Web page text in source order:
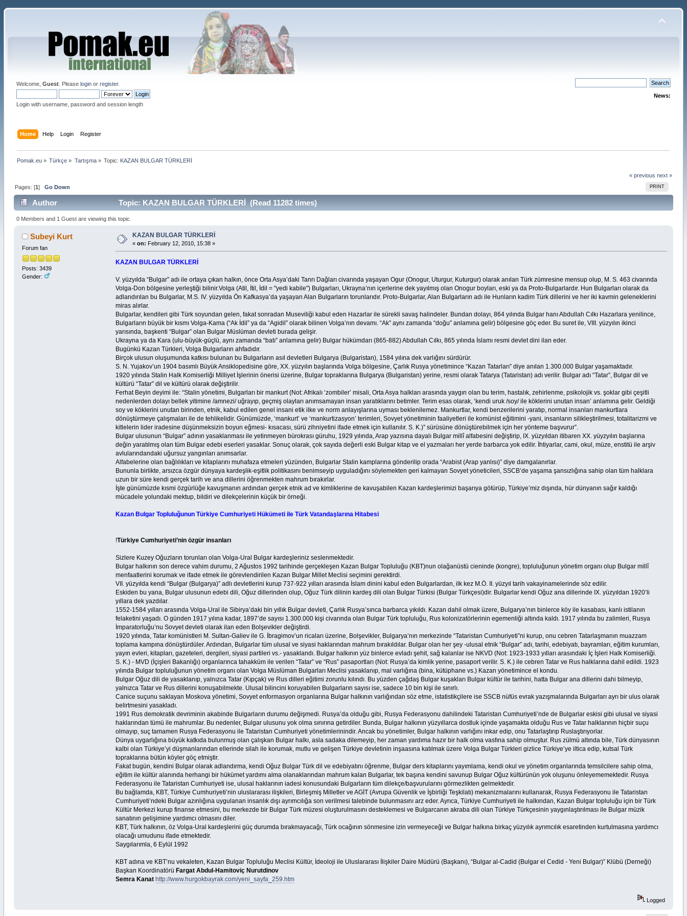
Welcome, Guest. Please loginor register.
Login with username, password and session length
News:
Home Help Login Register
Pomak.eu» Türkçe » Tartışma» Topic: KAZAN BULGAR TÜRKLERİ
« previous next »
PRINT
Pages: [1] Go Down
Author Topic: KAZAN BULGAR TÜRKLERİ (Read 11282 times)
0 Members and 1 Guest are viewing this topic.
Subeyi Kurt
Forum fan
Posts: 3439
Gender:
KAZAN BULGAR TÜRKLERİ
« on: February 12, 2010, 15:38 »
KAZAN BULGAR TÜRKLERİ
V. yüzyılda “Bulgar” adı ile ortaya çıkan halkın, önce Orta Asya’daki Tanrı Dağları civarında yaşayan Ogur (Onogur, Uturgur, Kuturgur) olarak anılan Türk zümresine mensup olup, M. S. 463 civarında
Volga-Don bölgesine yerleştiği bilinir.Volga (Atil, İtil, İdil = "yedi kabile") Bulgarları, Ukrayna’nın içerlerine dek yayılmış olan Onogur boyları, eski ya da Proto-Bulgarlardır. Hun Bulgarları olarak da
adlandırılan bu Bulgarlar, M.S. IV. yüzyılda Ön Kafkasya’da yaşayan Alan Bulgarların torunlarıdır. Proto-Bulgarlar, Alan Bulgarların adı ile Hunların kadim Türk dillerini ve her iki kavmin geleneklerini
miras alırlar.
Bulgarlar, kendileri gibi Türk soyundan gelen, fakat sonradan Museviliği kabul eden Hazarlar ile sürekli savaş halindeler. Bundan dolayı, 864 yılında Bulgar hanı Abdullah Cılkı Hazarlara yenilince,
Bulgarların büyük bir kısmı Volga-Kama (“Ak İdil” ya da “Agidil” olarak bilinen Volga’nın devamı. “Ak” aynı zamanda “doğu” anlamına gelir) bölgesine göç eder. Bu suret ile, VIII. yüzyılın ikinci
yarısında, başkenti “Bulgar” olan Bulgar Müslüman devleti burada gelişir.
Ukrayna ya da Kara (ulu-büyük-güçlü, aynı zamanda “batı” anlamına gelir) Bulgar hükümdarı (865-882) Abdullah Cılkı, 865 yılında İslamı resmi devlet dini ilan eder.
Bugünkü Kazan Türkleri, Volga Bulgarların ahfadıdır.
Birçok ulusun oluşumunda katkısı bulunan bu Bulgarların asıl devletleri Bulgarya (Bulgaristan), 1584 yılına dek varlığını sürdürür.
S. N. Yujakov’un 1904 basımlı Büyük Ansiklopedisine göre, XX. yüzyılın başlarında Volga bölgesine, Çarlık Rusya yönetimince “Kazan Tatarları” diye anılan 1.300.000 Bulgar yaşamaktadır.
1920 yılında Stalin Halk Komiserliği Milliyet İşlerinin önerisi üzerine, Bulgar topraklarına Bulgarya (Bulgaristan) yerine, resmi olarak Tatarya (Tataristan) adı verilir. Bulgar adı “Tatar”, Bulgar dil ve
kültürü “Tatar” dil ve kültürü olarak değiştirilir.
Ferhat Beyin deyimi ile: “Stalin yönetimi, Bulgarları bir mankurt (Not: Afrikalı ‘zombiler’ misali, Orta Asya halkları arasında yaygın olan bu terim, hastalık, zehirlenme, psikolojik vs. şoklar gibi çeşitli
nedenlerden dolayı bellek yitimine /amnezi/ uğrayıp, geçmiş olayları anımsamayan insan yaratıklarını betimler. Terim esas olarak, ‘kendi uruk /soy/ ile köklerini unutan insan’ anlamına gelir. Geldiği
soy ve köklerini unutan birinden, etnik, kabul edilen genel insani etik ilke ve norm anlayışlarına uyması beklenilemez. Mankurtlar, kendi benzerilerini yaratıp, normal insanları mankurtlara
dönüştürmeye çalışmaları ile de tehlikelidir. Günümüzde, ‘mankurt’ ve ‘mankurtizasyon’ terimleri, Sovyet yönetiminin faaliyetleri ile komünist eğitimini -yani, insanların silikleştirilmesi, totalitarizmi ve
kitlelerin lider iradesine düşünmeksizin boyun eğmesi- kısacası, sürü zihniyetini ifade etmek için kullanılır. S. K.)” sürüsüne dönüştürebilmek için her yönteme başvurur”.
Bulgar ulusunun “Bulgar” adının yasaklanması ile yetinmeyen bürokrası güruhu, 1929 yılında, Arap yazısına dayalı Bulgar millî alfabesini değiştirip, IX. yüzyıldan itibaren XX. yüyzyılın başlarına
değin yaratılmış olan tüm Bulgar edebi eserleri yasaklar. Sonuç olarak, çok sayıda değerli eski Bulgar kitap ve el yazmaları her yerde barbarca yok edilir. İhtiyarlar, cami, okul, müze, enstitü ile arşiv
avlularındandaki uğursuz yangınları anımsarlar.
Alfabelerine olan bağlılıkları ve kitaplarını muhafaza etmeleri yüzünden, Bulgarlar Stalin kamplarına gönderilip orada “Arabist (Arap yanlısı)” diye damgalanırlar.
Bununla birlikte, arsızca özgür dünyaya kardeşlik-eşitlik politikasını benimseyip uyguladığını söylemekten geri kalmayan Sovyet yöneticileri, SSCB’de yaşama şansızlığına sahip olan tüm halklara
uzun bir süre kendi gerçek tarih ve ana dillerini öğrenmekten mahrum bırakırlar.
İşte günümüzde kısmi özgürlüğe kavuşmanın ardından gerçek etnik ad ve kimliklerine de kavuşabilen Kazan kardeşlerimizi başarıya götürüp, Türkiye’miz dışında, hür dünyanın sağır kaldığı
mücadele yolundaki mektup, bildiri ve dilekçelerinin küçük bir örneği.
Kazan Bulgar Topluluğunun Türkiye Cumhuriyeti Hükümeti ile Türk Vatandaşlarına Hitabesi
!Türkiye Cumhuriyeti’nin özgür insanları
Sizlere Kuzey Oğuzların torunları olan Volga-Ural Bulgar kardeşleriniz seslenmektedir.
Bulgar halkının son derece vahim durumu, 2 Ağustos 1992 tarihinde gerçekleşen Kazan Bulgar Topluluğu (KBT)nun olağanüstü cieninde (kongre), topluluğunun yönetim organı olup Bulgar millî
menfaatlerini korumak ve ifade etmek ile görevlendirilen Kazan Bulgar Millet Meclisi seçimini gerektirdi.
VII. yüzyılda kendi “Bulgar (Bulgarya)” adlı devletlerini kurup 737-922 yılları arasında İslam dinini kabul eden Bulgarlardan, ilk kez M.Ö. II. yüzyıl tarih vakayinamelerinde söz edilir.
Eskiden bu yana, Bulgar ulusunun edebi dili, Oğuz dillerinden olup, Oğuz Türk dilinin kardeş dili olan Bulgar Türkisi (Bulgar Türkçesi)dir. Bulgarlar kendi Oğuz ana dillerinde IX. yüzyıldan 1920’li
yıllara dek yazdılar.
1552-1584 yılları arasında Volga-Ural ile Sibirya’daki bin yıllık Bulgar devleti, Çarlık Rusya’sınca barbarca yıkıldı. Kazan dahil olmak üzere, Bulgarya’nın binlerce köy ile kasabası, kanlı istilanın
felaketini yaşadı. O günden 1917 yılına kadar, 1897’de sayısı 1.300.000 kişi civarında olan Bulgar Türk topluluğu, Rus kolonizatörlerinin egemenliği altında kaldı. 1917 yılında bu zalimleri, Rusya
İmparatorluğu’nu Sovyet devleti olarak ilan eden Bolşevikler değiştirdi.
1920 yılında, Tatar komünistleri M. Sultan-Galiev ile G. İbragimov’un ricaları üzerine, Bolşevikler, Bulgarya’nın merkezinde “Tataristan Cumhuriyeti”ni kurup, onu cebren Tatarlaşmanın muazzam
toplama kampına dönüştürdüler. Ardından, Bulgarlar tüm ulusal ve siyasi haklarından mahrum bırakıldılar. Bulgar olan her şey -ulusal etnik “Bulgar” adı, tarihi, edebiyatı, bayramları, eğitim kurumları,
yayın evleri, kitapları, gazeteleri, dergileri, siyasi partileri vs.- yasaklandı. Bulgar halkının yüz binlerce evladı şehit, sağ kalanlar ise NKVD (Not: 1923-1933 yılları arasındaki İç İşleri Halk Komiserliği.
S. K.) - MVD (İçişleri Bakanlığı) organlarınca tahakküm ile verilen “Tatar” ve “Rus” pasaportları (Not: Rusya’da kimlik yerine, pasaport verilir. S. K.) ile cebren Tatar ve Rus halklarına dahil edildi. 1923
yılında Bulgar topluluğunun yönetim organı olan Volga Müslüman Bulgarları Meclisi yasaklanıp, mal varlığına (bina, kütüphane vs.) Kazan yönetimince el kondu.
Bulgar Oğuz dili de yasaklanıp, yalnızca Tatar (Kıpçak) ve Rus dilleri eğitimi zorunlu kılındı. Bu yüzden çağdaş Bulgar kuşakları Bulgar kültür ile tarihini, hatta Bulgar ana dillerini dahi bilmeyip,
yalnızca Tatar ve Rus dillerini konuşabilmekte. Ulusal bilincini koruyabilen Bulgarların sayısı ise, sadece 10 bin kişi ile sınırlı.
Canice suçunu saklayan Moskova yönetimi, Sovyet enformasyon organlarına Bulgar halkının varlığından söz etme, istatistikçilere ise SSCB nüfüs evrak yazışmalarında Bulgarları ayrı bir ulus olarak
belirtmesini yasakladı.
1991 Rus demokratik devriminin akabinde Bulgarların durumu değişmedi. Rusya’da olduğu gibi, Rusya Federasyonu dahilindeki Tataristan Cumhuriyeti’nde de Bulgarlar eskisi gibi ulusal ve siyasi
haklarından tümü ile mahrumlar. Bu nedenler, Bulgar ulusunu yok olma sınırına getirdiler. Bunda, Bulgar halkının yüzyıllarca dostluk içinde yaşamakta olduğu Rus ve Tatar halklarının hiçbir suçu
olmayıp, suç tamamen Rusya Federasyonu ile Tataristan Cumhuriyeti yönetimlerinindir. Ancak bu yönetimler, Bulgar halkının varlığını inkar edip, onu Tatarlaştırıp Ruslaştırıyorlar.
Dünya uygarlığına büyük katkıda bulunmuş olan çalışkan Bulgar halkı, asla sadaka dilemeyip, her zaman yardıma hazır bir halk olma vasfına sahip olmuştur. Rus zülmü altında bile, Türk dünyasının
kalbi olan Türkiye’yi düşmanlarından ellerinde silah ile korumak, mutlu ve gelişen Türkiye devletinin inşaasına katılmak üzere Volga Bulgar Türkleri gizlice Türkiye’ye iltica edip, kutsal Türk
topraklarına bütün köyler göç etmiştir.
Fakat bugün, kendini Bulgar olarak adlandırma, kendi Oğuz Bulgar Türk dil ve edebiyatını öğrenme, Bulgar ders kitaplarını yayımlama, kendi okul ve yönetim organlarında temsilcilere sahip olma,
eğitim ile kültür alanında herhangi bir hükümet yardımı alma olanaklarından mahrum kalan Bulgarlar, tek başına kendini savunup Bulgar Oğuz kültürünün yok oluşunu önleyememektedir. Rusya
Federasyonu ile Tataristan Cumhuriyeti ise, ulusal haklarının iadesi konusundaki Bulgarların tüm dilekçe/başvurularını görmezlikten gelmektedir.
Bu bağlamda, KBT, Türkiye Cumhuriyeti’nin uluslararası ilişkileri, Birleşmiş Milletler ve AGİT (Avrupa Güvenlik ve İşbirliği Teşkilatı) mekanizmalarını kullanarak, Rusya Federasyonu ile Tataristan
Cumhuriyeti’ndeki Bulgar azınlığına uygulanan insanlık dışı ayrımcılığa son verilmesi talebinde bulunmasını arz eder. Ayrıca, Türkiye Cumhuriyeti ile halkından, Kazan Bulgar topluluğu için bir Türk
Kültür Merkezi kurup finanse etmesini, bu merkezde bir Bulgar Türk müzesi oluşturulmasını desteklemesi ve Bulgarcanın akraba dili olan Türkiye Türkçesinin yaygınlaştırılması ile Bulgar müzik
sanatının gelişimine yardımcı olmasını diler.
KBT, Türk halkının, öz Volga-Ural kardeşlerini güç durumda bırakmayacağı, Türk ocağının sönmesine izin vermeyeceği ve Bulgar halkına birkaç yüzyılık ayrımcılık esaretinden kurtulmasına yardımcı
olacağı umudunu ifade etmektedir.
Saygılarımla, 6 Eylül 1992
KBT adına ve KBT’nu vekaleten, Kazan Bulgar Topluluğu Meclisi Kültür, İdeoloji ile Uluslararası İlişkiler Daire Müdürü (Başkanı), “Bulgar al-Cadid (Bulgar el Cedid - Yeni Bulgar)” Klübü (Derneği)
Başkan KoordinatörüFargat Abdul-Hamitoviç Nurutdinov
Semra Kanathttp://www.hurgokbayrak.com/yeni_sayfa_259.htm
Logged